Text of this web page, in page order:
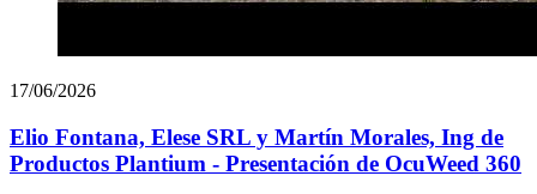
17/06/2026
Elio Fontana, Elese SRL y Martín Morales, Ing de
Productos Plantium - Presentación de OcuWeed 360